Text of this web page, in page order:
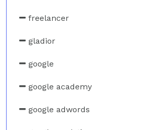
freelancer
gladior
google
google academy
google adwords